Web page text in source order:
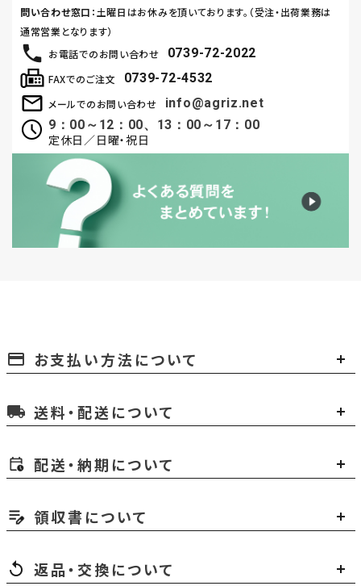
お電話でのお問い合わせ 0739-72-2022
メールでのお問い合わせ
info@agriz.net
9：00～12：00、13：00～17：00
定休日／日曜・祝日
FAXでのご注文 0739-72-4532
問い合わせ窓口 ：土曜日はお休みを頂いております。（受注・出荷業務は
通常営業となります）
payment お支払い方法について
local_shipping 送料・配送について
配送・納期について
領収書について
返品・交換について